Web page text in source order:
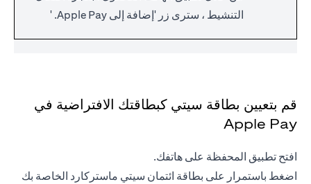
التنشيط ، سترى زر 'إضافة إلى Apple Pay. '
قم بتعيين بطاقة سيتي كبطاقتك الافتراضية في
Apple Pay
افتح تطبيق المحفظة على هاتفك.
اضغط باستمرار على بطاقة ائتمان سيتي ماستركارد الخاصة بك